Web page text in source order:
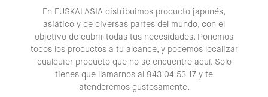
En EUSKALASIA distribuimos producto japonés,
asiático y de diversas partes del mundo, con el
objetivo de cubrir todas tus necesidades. Ponemos
todos los productos a tu alcance, y podemos localizar
cualquier producto que no se encuentre aquí. Solo
tienes que llamarnos al 943 04 53 17 y te
atenderemos gustosamente.